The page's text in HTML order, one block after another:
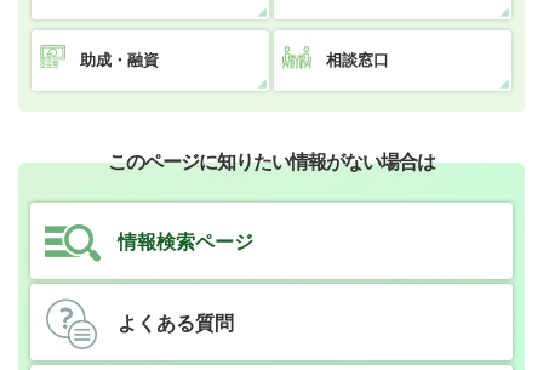
助成・融資 相談窓口
このページに知りたい情報がない場合は
情報検索ページ
よくある質問